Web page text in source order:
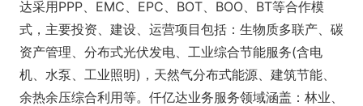
达采用PPP、EMC、EPC、BOT、BOO、BT等合作模
式，主要投资、建设、运营项目包括：生物质多联产、碳
资产管理、分布式光伏发电、工业综合节能服务(含电
机、水泵、工业照明)，天然气分布式能源、建筑节能、
余热余压综合利用等。仟亿达业务服务领域涵盖：林业、